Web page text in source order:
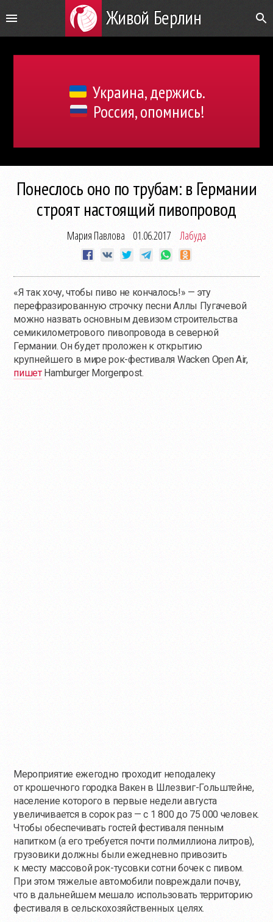
Живой Берлин
Украина, держись.
Россия, опомнись!
Понеслось оно по трубам: в Германии
строят настоящий пивопровод
Мария Павлова 01.06.2017 Лабуда
«Я так хочу, чтобы пиво не кончалось!» — эту
перефразированную строчку песни Аллы Пугачевой
можно назвать основным девизом строительства
семикилометрового пивопровода в северной
Германии. Он будет проложен к открытию
крупнейшего в мире рок-фестиваля Wacken Open Air,
пишетHamburger Morgenpost.
Мероприятие ежегодно проходит неподалеку
от крошечного городка Вакен в Шлезвиг-Гольштейне,
население которого в первые недели августа
увеличивается в сорок раз — с 1 800 до 75 000 человек.
Чтобы обеспечивать гостей фестиваля пенным
напитком (а его требуется почти полмиллиона литров),
грузовики должны были ежедневно привозить
к месту массовой рок-тусовки сотни бочек с пивом.
При этом тяжелые автомобили повреждали почву,
что в дальнейшем мешало использовать территорию
фестиваля в сельскохозяйственных целях.